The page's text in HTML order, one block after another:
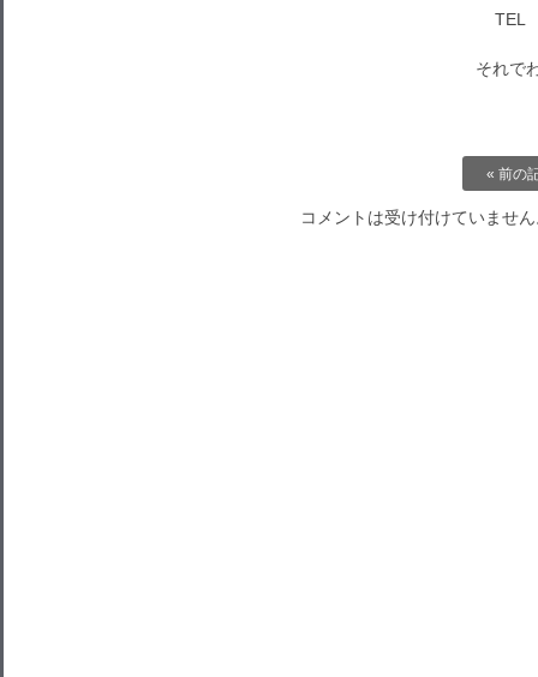
TEL
それで
« 前の
コメントは受け付けていませ